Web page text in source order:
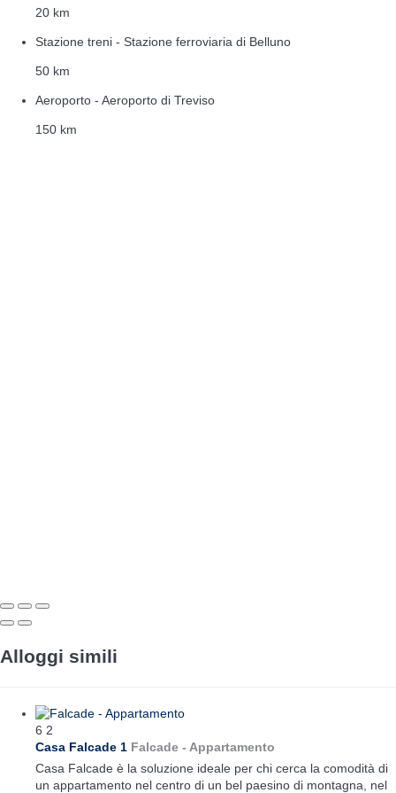
20 km
Stazione treni - Stazione ferroviaria di Belluno
50 km
Aeroporto - Aeroporto di Treviso
150 km
Alloggi simili
6 2
Casa Falcade 1 Falcade - Appartamento
Casa Falcade è la soluzione ideale per chi cerca la comodità di
un appartamento nel centro di un bel paesino di montagna, nel